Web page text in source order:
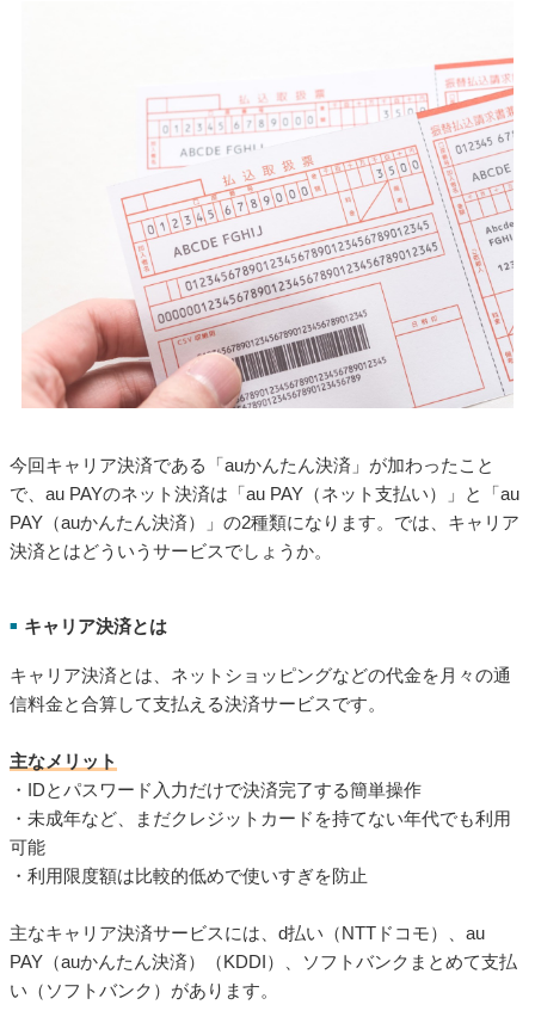
今回キャリア決済である「auかんたん決済」が加わったこと
で、au PAYのネット決済は「au PAY（ネット支払い）」と「au
PAY（auかんたん決済）」の2種類になります。では、キャリア
決済とはどういうサービスでしょうか。
■ キャリア決済とは
キャリア決済とは、ネットショッピングなどの代金を月々の通
信料金と合算して支払える決済サービスです。
主なメリット
・IDとパスワード入力だけで決済完了する簡単操作
・未成年など、まだクレジットカードを持てない年代でも利用
可能
・利用限度額は比較的低めで使いすぎを防止
主なキャリア決済サービスには、d払い（NTTドコモ）、au
PAY（auかんたん決済）（KDDI）、ソフトバンクまとめて支払
い（ソフトバンク）があります。